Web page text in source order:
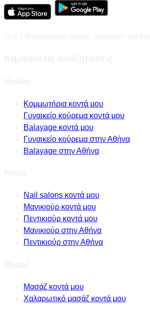
Κομμωτήρια κοντά μου
Γυναικείο κούρεμα κοντά μου
Balayage κοντά μου
Γυναικείο κούρεμα στην Αθήνα
Balayage στην Αθήνα
Nail salons κοντά μου
Μανικιούρ κοντά μου
Πεντικιούρ κοντά μου
Μανικιούρ στην Αθήνα
Πεντικιούρ στην Αθήνα
Μασάζ κοντά μου
Χαλαρωτικό μασάζ κοντά μου